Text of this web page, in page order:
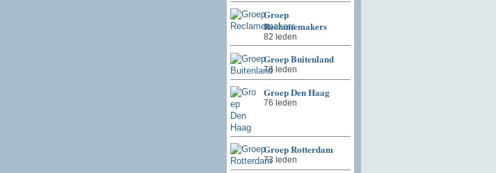
Groep
Reclamemakers
82 leden
Groep Buitenland
76 leden
Groep Den Haag
76 leden
Groep Rotterdam
73 leden